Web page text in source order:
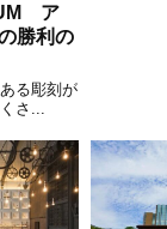
ア
勝利の
る彫刻が
さ...